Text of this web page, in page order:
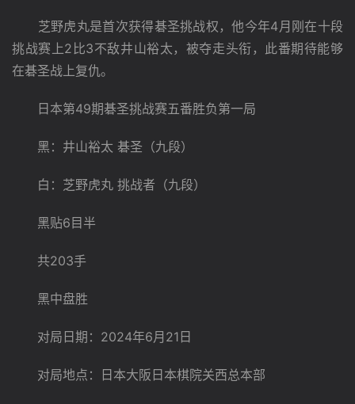
芝野虎丸是首次获得碁圣挑战权，他今年4月刚在十段
挑战赛上2比3不敌井山裕太，被夺走头衔，此番期待能够
在碁圣战上复仇。
日本第49期碁圣挑战赛五番胜负第一局
黑：井山裕太 碁圣（九段）
白：芝野虎丸 挑战者（九段）
黑贴6目半
共203手
黑中盘胜
对局日期：2024年6月21日
对局地点：日本大阪日本棋院关西总本部